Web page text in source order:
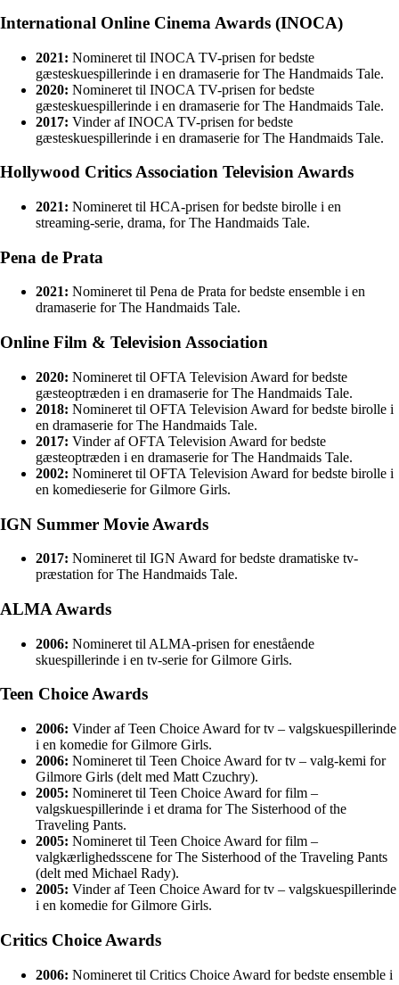
International Online Cinema Awards (INOCA)
2021: Nomineret til INOCA TV-prisen for bedste
gæsteskuespillerinde i en dramaserie for The Handmaids Tale.
2020: Nomineret til INOCA TV-prisen for bedste
gæsteskuespillerinde i en dramaserie for The Handmaids Tale.
2017: Vinder af INOCA TV-prisen for bedste
gæsteskuespillerinde i en dramaserie for The Handmaids Tale.
Hollywood Critics Association Television Awards
2021: Nomineret til HCA-prisen for bedste birolle i en
streaming-serie, drama, for The Handmaids Tale.
Pena de Prata
2021: Nomineret til Pena de Prata for bedste ensemble i en
dramaserie for The Handmaids Tale.
Online Film & Television Association
2020: Nomineret til OFTA Television Award for bedste
gæsteoptræden i en dramaserie for The Handmaids Tale.
2018: Nomineret til OFTA Television Award for bedste birolle i
en dramaserie for The Handmaids Tale.
2017: Vinder af OFTA Television Award for bedste
gæsteoptræden i en dramaserie for The Handmaids Tale.
2002: Nomineret til OFTA Television Award for bedste birolle i
en komedieserie for Gilmore Girls.
IGN Summer Movie Awards
2017: Nomineret til IGN Award for bedste dramatiske tv-
præstation for The Handmaids Tale.
ALMA Awards
2006: Nomineret til ALMA-prisen for enestående
skuespillerinde i en tv-serie for Gilmore Girls.
Teen Choice Awards
2006: Vinder af Teen Choice Award for tv – valgskuespillerinde
i en komedie for Gilmore Girls.
2006: Nomineret til Teen Choice Award for tv – valg-kemi for
Gilmore Girls (delt med Matt Czuchry).
2005: Nomineret til Teen Choice Award for film –
valgskuespillerinde i et drama for The Sisterhood of the
Traveling Pants.
2005: Nomineret til Teen Choice Award for film –
valgkærlighedsscene for The Sisterhood of the Traveling Pants
(delt med Michael Rady).
2005: Vinder af Teen Choice Award for tv – valgskuespillerinde
i en komedie for Gilmore Girls.
Critics Choice Awards
2006: Nomineret til Critics Choice Award for bedste ensemble i